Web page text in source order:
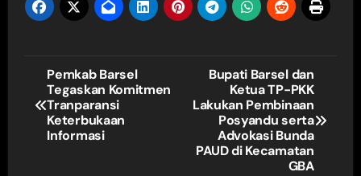
Navigasi
pos
Pemkab Barsel
Tegaskan Komitmen
Tranparansi
Keterbukaan
Informasi
Bupati Barsel dan
Ketua TP-PKK
Lakukan Pembinaan
Posyandu serta
Advokasi Bunda
PAUD di Kecamatan
GBA